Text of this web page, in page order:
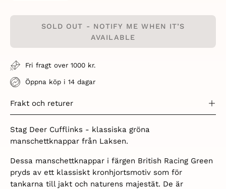
SOLD OUT - NOTIFY ME WHEN IT’S
AVAILABLE
Fri fragt over 1000 kr.
Öppna köp i 14 dagar
Frakt och returer
Stag Deer Cufflinks - klassiska gröna
manschettknappar från Laksen.
Dessa manschettknappar i färgen British Racing Green
pryds av ett klassiskt kronhjortsmotiv som för
tankarna till jakt och naturens majestät. De är